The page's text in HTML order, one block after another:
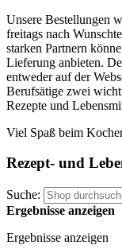
Unsere Bestellungen
freitags nach
starken Partnern
Lieferung anbieten.
entweder auf der
Berufsätige zwei
Rezepte und
Viel Spaß beim
Rezept- und
Suche:
Ergebnisse anzeigen
Ergebnisse anzeigen